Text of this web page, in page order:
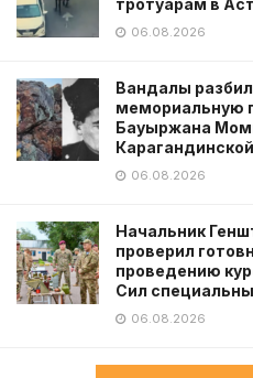
тротуарам в
06.08.2026
Вандалы
мемориальную
Бауыржана
06.08.2026
Начальник
проверил
проведению
Сил
06.08.2026